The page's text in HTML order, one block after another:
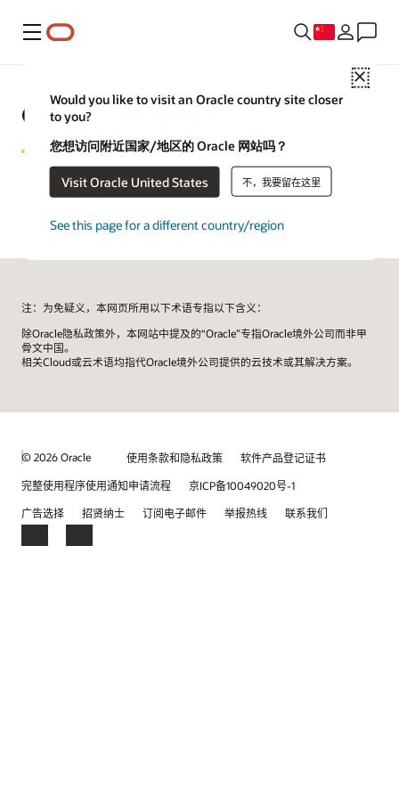
菜单
Close
Would you like to visit an Oracle country site closer
to you?
您想访问附近国家/地区的 Oracle 网站吗？
Visit Oracle United States 不，我要留在这里
See this page for a different country/region
Oracle 全球联系人
注：为免疑义，本网页所用以下术语专指以下含义：
除Oracle隐私政策外，本网站中提及的“Oracle”专指Oracle境外公司而非甲
骨文中国。
相关Cloud或云术语均指代Oracle境外公司提供的云技术或其解决方案。
© 2026 Oracle 使用条款和隐私政策
软件产品登记证书
完整使用程序使用通知申请流程
京ICP备10049020号-1
广告选择
招贤纳士 订阅电子邮件 举报热线 联系我们